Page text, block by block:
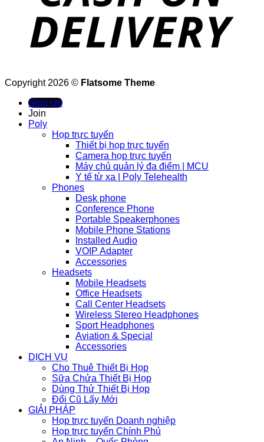
Copyright 2026 © Flatsome Theme
Sign Up
Join
Poly
Họp trực tuyến
Thiết bị họp trực tuyến
Camera họp trực tuyến
Máy chủ quản lý đa điểm | MCU
Y tế từ xa | Poly Telehealth
Phones
Desk phone
Conference Phone
Portable Speakerphones
Mobile Phone Stations
Installed Audio
VOIP Adapter
Accessories
Headsets
Mobile Headsets
Office Headsets
Call Center Headsets
Wireless Stereo Headphones
Sport Headphones
Aviation & Special
Accessories
DỊCH VỤ
Cho Thuê Thiết Bị Họp
Sữa Chửa Thiết Bị Họp
Dùng Thử Thiết Bị Họp
Đổi Cũ Lấy Mới
GIẢI PHÁP
Họp trực tuyến Doanh nghiệp
Họp trực tuyến Chính Phủ